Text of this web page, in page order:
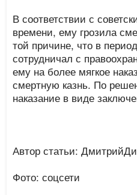
В соответствии с
времени, ему грозила
той причине, что в
сотрудничал с
ему на более мягкое
смертную казнь. По
наказание в виде
Автор статьи: ДмитрийДи
Фото: соцсети